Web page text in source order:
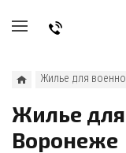
Жилье для
Жилье
Воронеже